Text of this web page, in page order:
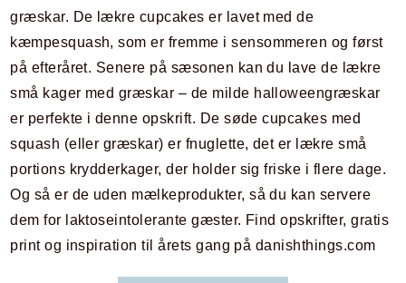
græskar. De lækre cupcakes er lavet med de
kæmpesquash, som er fremme i sensommeren og først
på efteråret. Senere på sæsonen kan du lave de lækre
små kager med græskar – de milde halloweengræskar
er perfekte i denne opskrift. De søde cupcakes med
squash (eller græskar) er fnuglette, det er lækre små
portions krydderkager, der holder sig friske i flere dage.
Og så er de uden mælkeprodukter, så du kan servere
dem for laktoseintolerante gæster. Find opskrifter, gratis
print og inspiration til årets gang på danishthings.com